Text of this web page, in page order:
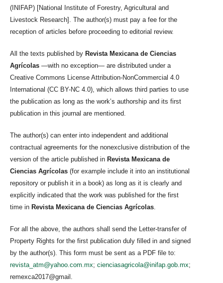
(INIFAP) [National Institute of Forestry, Agricultural and
Livestock Research]. The author(s) must pay a fee for the
reception of articles before proceeding to editorial review.
All the texts published by Revista Mexicana de Ciencias
Agrícolas —with no exception— are distributed under a
Creative Commons License Attribution-NonCommercial 4.0
International (CC BY-NC 4.0), which allows third parties to use
the publication as long as the work’s authorship and its first
publication in this journal are mentioned.
The author(s) can enter into independent and additional
contractual agreements for the nonexclusive distribution of the
version of the article published in Revista Mexicana de
Ciencias Agrícolas (for example include it into an institutional
repository or publish it in a book) as long as it is clearly and
explicitly indicated that the work was published for the first
time in Revista Mexicana de Ciencias Agrícolas
For all the above, the authors shall send the Letter-transfer of
Property Rights for the first publication duly filled in and signed
by the author(s). This form must be sent as a PDF file to:
revista_atm@yahoo.com.mx; cienciasagricola@inifap.gob.mx;
remexca2017@gmail.